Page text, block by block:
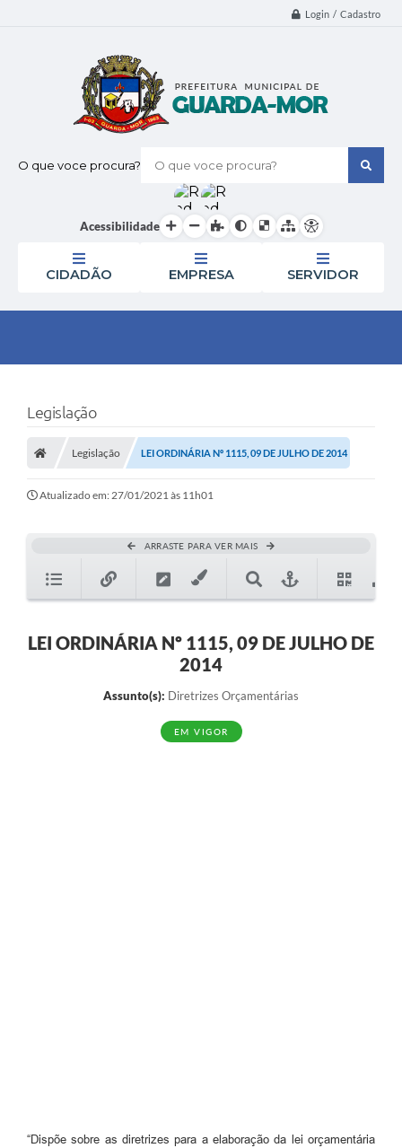
Login / Cadastro
O que voce procura?
Acessibilidade
CIDADÃO EMPRESA SERVIDOR
Legislação
Legislação LEI ORDINÁRIA Nº 1115, 09 DE JULHO DE 2014
Atualizado em: 27/01/2021 às 11h01
ARRASTE PARA VER MAIS
LEI ORDINÁRIA Nº 1115, 09 DE JULHO DE
2014
Assunto(s): Diretrizes Orçamentárias
EM VIGOR
“Dispõe sobre as diretrizes para a elaboração da lei orçamentária